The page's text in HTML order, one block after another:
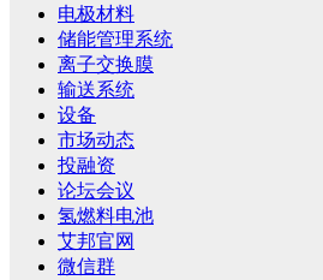
电极材料
储能管理系统
离子交换膜
输送系统
设备
市场动态
投融资
论坛会议
氢燃料电池
艾邦官网
微信群